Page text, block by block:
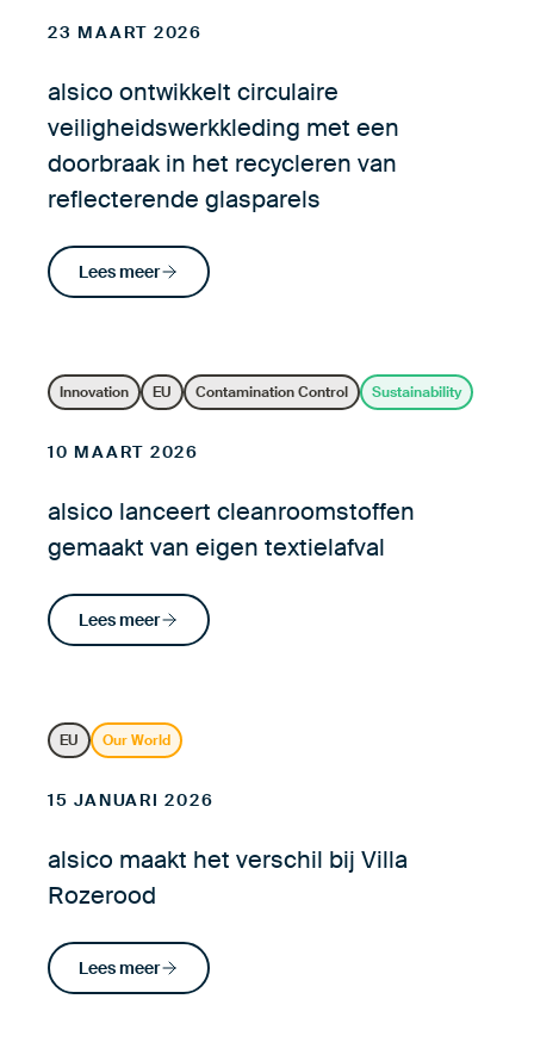
23 MAART 2026
alsico ontwikkelt circulaire
veiligheidswerkkleding met een
doorbraak in het recycleren van
reflecterende glasparels
Lees meer
Innovation EU Contamination Control Sustainability
10 MAART 2026
alsico lanceert cleanroomstoffen
gemaakt van eigen textielafval
Lees meer
EU Our World
15 JANUARI 2026
alsico maakt het verschil bij Villa
Rozerood
Lees meer